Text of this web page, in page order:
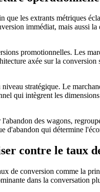
les extrants métriques
immédiat, mais aussi
promotionnelles. Les
axée sur la
stratégique. Le
qui intègrent les
des wagons,
d'abandon qui détermine
contre le taux
de conversion comme la
dans la conversation